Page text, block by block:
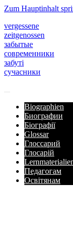
Zum Hauptinhalt
vergessene
zeitgenossen
забытые
современники
забуті
сучасники
Biographien
Биографии
Біографії
Glossar
Глоссарий
Глосарій
Педагогам
Освітянам